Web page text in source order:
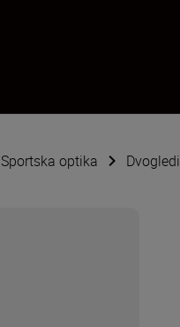
Sportska optika Dvogledi